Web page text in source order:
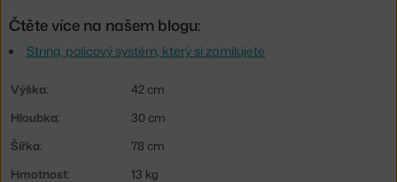
Čtěte více na našem blogu:
String, policový systém, který si zamilujete
Výška:
42 cm
Hloubka:
30 cm
Šířka:
78 cm
Hmotnost:
13 kg